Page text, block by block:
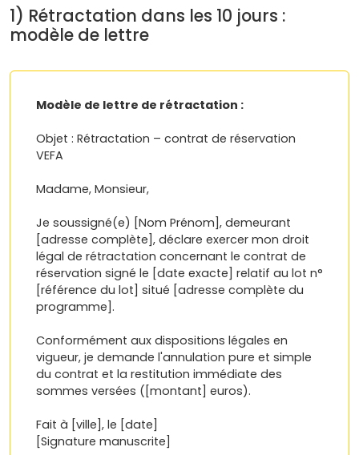
1) Rétractation dans les 10 jours :
modèle de lettre
Modèle de lettre de rétractation :
Objet : Rétractation – contrat de réservation
VEFA
Madame, Monsieur,
Je soussigné(e) [Nom Prénom], demeurant
[adresse complète], déclare exercer mon droit
légal de rétractation concernant le contrat de
réservation signé le [date exacte] relatif au lot n°
[référence du lot] situé [adresse complète du
programme].
Conformément aux dispositions légales en
vigueur, je demande l'annulation pure et simple
du contrat et la restitution immédiate des
sommes versées ([montant] euros).
Fait à [ville], le [date]
[Signature manuscrite]